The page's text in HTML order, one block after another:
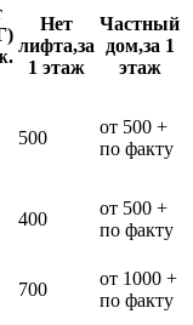
Нет
лифта,за
1 этаж
Частный
дом,за 1
этаж
500
от 500 +
по факту
400
от 500 +
по факту
700
от 1000 +
по факту